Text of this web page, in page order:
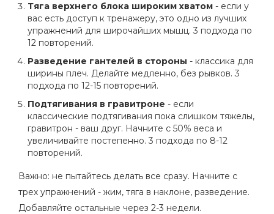
Тяга верхнего блока широким хватом - если у
вас есть доступ к тренажеру, это одно из лучших
упражнений для широчайших мышц. 3 подхода по
12 повторений.
Разведение гантелей в стороны - классика для
ширины плеч. Делайте медленно, без рывков. 3
подхода по 12-15 повторений.
Подтягивания в гравитроне - если
классические подтягивания пока слишком тяжелы,
гравитрон - ваш друг. Начните с 50% веса и
увеличивайте постепенно. 3 подхода по 8-12
повторений.
Важно: не пытайтесь делать все сразу. Начните с
трех упражнений - жим, тяга в наклоне, разведение.
Добавляйте остальные через 2-3 недели.